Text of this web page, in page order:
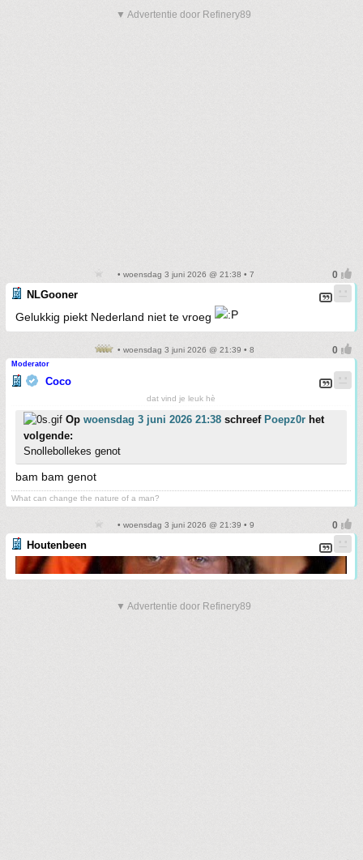
▼ Advertentie door Refinery89
• woensdag 3 juni 2026 @ 21:38 • 7
NLGooner
Gelukkig piekt Nederland niet te vroeg
• woensdag 3 juni 2026 @ 21:39 • 8
Moderator
Coco
dat vind je leuk hè
Op woensdag 3 juni 2026 21:38 schreef Poepz0r het
volgende:
Snollebollekes genot
bam bam genot
What can change the nature of a man?
• woensdag 3 juni 2026 @ 21:39 • 9
Houtenbeen
▼ Advertentie door Refinery89